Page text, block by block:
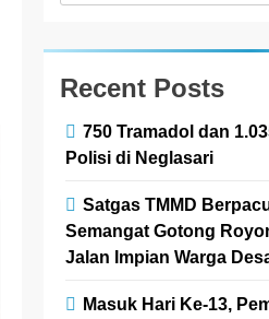
Recent Posts
750 Tramadol dan
Polisi di Neglasari
Satgas TMMD
Semangat Gotong
Jalan Impian Warga
Masuk Hari Ke-13,